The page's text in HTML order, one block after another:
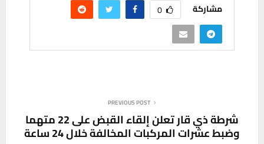
مشاركة 0
PREVIOUS POST
شرطة ذي قار تعلن إلقاء القبض على 22 متهما
وضبط عشرات المركبات المخالفة خلال 24 ساعة